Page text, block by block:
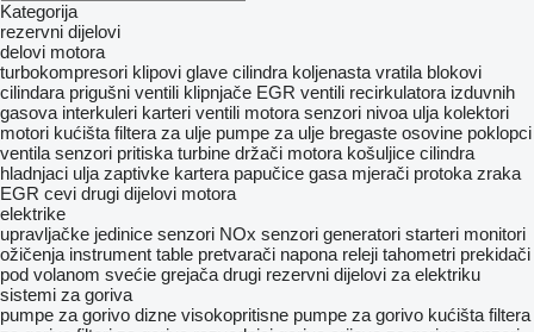
Kategorija
rezervni dijelovi
delovi motora
turbokompresori klipovi glave cilindra koljenasta vratila blokovi
cilindara prigušni ventili klipnjače EGR ventili recirkulatora izduvnih
gasova interkuleri karteri ventili motora senzori nivoa ulja kolektori
motori kućišta filtera za ulje pumpe za ulje bregastе osovinе poklopci
ventila senzori pritiska turbine držači motora košuljice cilindra
hladnjaci ulja zaptivke kartera papučice gasa mjerači protoka zraka
EGR cevi drugi dijelovi motora
elektrike
upravljačke jedinice senzori NOx senzori generatori starteri monitori
ožičenja instrument table pretvarači napona releji tahometri prekidači
pod volanom svećie grejača drugi rezervni dijelovi za elektriku
sistemi za goriva
pumpe za gorivo dizne visokopritisne pumpe za gorivo kućišta filtera